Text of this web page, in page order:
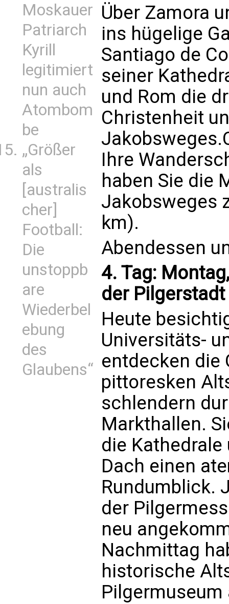
Moskauer
Patriarch
Kyrill
legitimiert
nun auch
Atombom
be
„Größer
als
[australis
cher]
Football:
Die
unstoppb
are
Wiederbel
ebung
des
Glaubens“
Über Zamora
ins hügelige
Santiago de
seiner
und Rom die
Christenheit
Ihre
haben Sie die
Jakobsweges
km).
Abendessen
4. Tag:
der Pilgerstadt
Heute
Universitäts-
entdecken die
pittoresken
schlendern
Markthallen.
die
Dach einen
Rundumblick.
der
neu
Nachmittag
historische
Pilgermuseum